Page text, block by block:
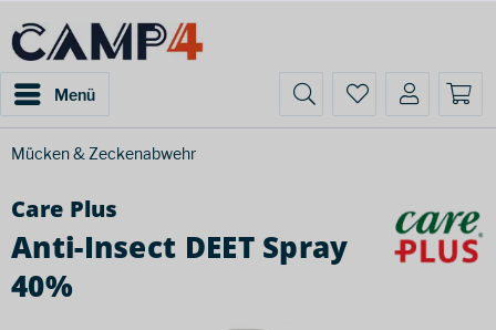
Menü
Mücken & Zeckenabwehr
Care Plus
Anti-Insect DEET Spray
40%